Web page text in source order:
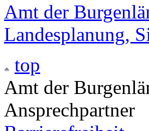
Amt der
Landesplanung,
top
Amt der
Ansprechpartner